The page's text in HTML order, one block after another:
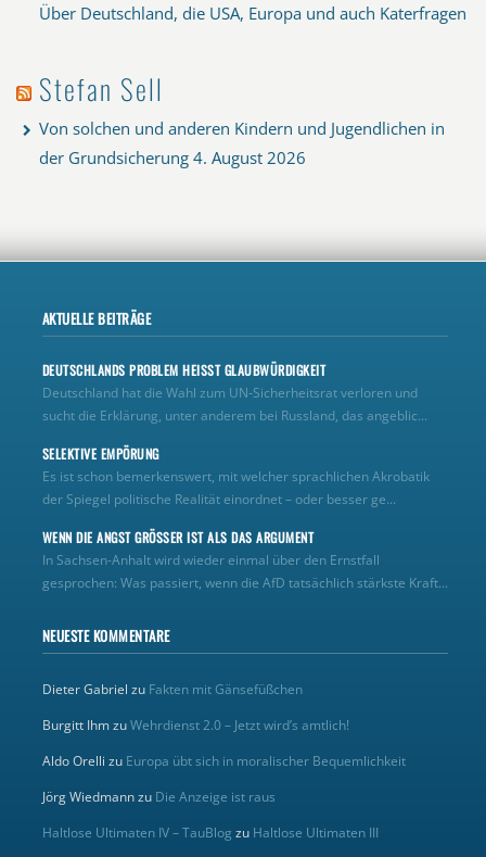
Über Deutschland, die USA, Europa und auch Katerfragen
Stefan Sell
Von solchen und anderen Kindern und Jugendlichen in
der Grundsicherung 4. August 2026
AKTUELLE BEITRÄGE
DEUTSCHLANDS PROBLEM HEISST GLAUBWÜRDIGKEIT
Deutschland hat die Wahl zum UN‑Sicherheitsrat verloren und
sucht die Erklärung, unter anderem bei Russland, das angeblic...
SELEKTIVE EMPÖRUNG
Es ist schon bemerkenswert, mit welcher sprachlichen Akrobatik
der Spiegel politische Realität einordnet – oder besser ge...
WENN DIE ANGST GRÖSSER IST ALS DAS ARGUMENT
In Sachsen-Anhalt wird wieder einmal über den Ernstfall
gesprochen: Was passiert, wenn die AfD tatsächlich stärkste Kraft...
NEUESTE KOMMENTARE
Dieter Gabriel zu Fakten mit Gänsefüßchen
Burgitt IhmzuWehrdienst 2.0 – Jetzt wird’s amtlich!
Aldo Orelli zu Europa übt sich in moralischer Bequemlichkeit
Jörg Wiedmannzu Die Anzeige ist raus
Haltlose Ultimaten IV – TauBlog zu Haltlose Ultimaten III